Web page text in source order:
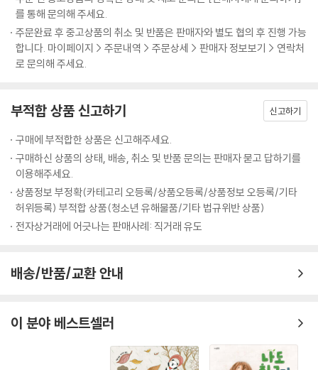
를 통해 문의해 주세요.
주문완료 후 중고상품의 취소 및 반품은 판매자와 별도 협의 후 진행 가능
합니다. 마이페이지 > 주문내역 > 주문상세 > 판매자 정보보기 > 연락처
로 문의해 주세요.
부적합 상품 신고하기 신고하기
구매에 부적합한 상품은 신고해주세요.
구매하신 상품의 상태, 배송, 취소 및 반품 문의는 판매자 묻고 답하기를
이용해주세요.
상품정보 부정확(카테고리 오등록/상품오등록/상품정보 오등록/기타
허위등록) 부적합 상품(청소년 유해물품/기타 법규위반 상품)
전자상거래에 어긋나는 판매사례: 직거래 유도
배송/반품/교환 안내
이 분야 베스트셀러